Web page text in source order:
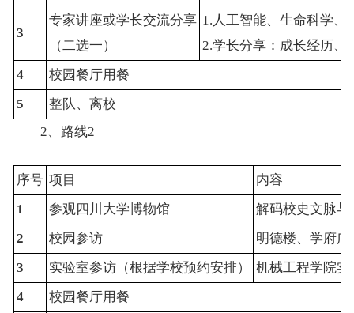
3
专家讲座或学长交流分享
（二选一）
1.人工智能、生命科学、
2.学长分享：成长经历、
4
校园餐厅用餐
5
整队、离校
2、路线2
序号 项目
内容
1
参观四川大学博物馆
解码校史文脉
2
校园参访
明德楼、学府
3
实验室参访（根据学校预约安排）
机械工程学院
4
校园餐厅用餐